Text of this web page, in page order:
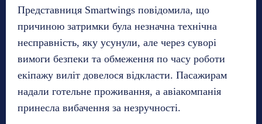
Представниця Smartwings повідомила, що
причиною затримки була незначна технічна
несправність, яку усунули, але через суворі
вимоги безпеки та обмеження по часу роботи
екіпажу виліт довелося відкласти. Пасажирам
надали готельне проживання, а авіакомпанія
принесла вибачення за незручності.